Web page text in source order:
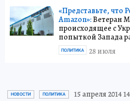
«Представьте, что
Amazon»:Ветеран
происходящее с
попыткой Запада
28 июля
ПОЛИТИКА
НОВОСТИ ПОЛИТИКА 15 апреля 2014